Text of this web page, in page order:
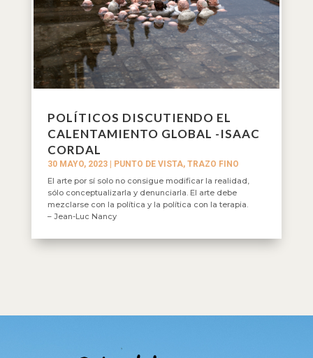
POLÍTICOS DISCUTIENDO EL
CALENTAMIENTO GLOBAL -ISAAC
CORDAL
30 MAYO, 2023| PUNTO DE VISTA, TRAZO FINO
El arte por sí solo no consigue modificar la realidad,
sólo conceptualizarla y denunciarla. El arte debe
mezclarse con la política y la política con la terapia.
– Jean-Luc Nancy